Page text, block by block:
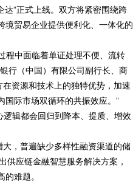
达”正式上线。双方将紧密围绕跨
境贸易企业提供便利化、一体化的
程中面临着单证处理不便、流转
行（中国）有限公司副行长、商
在资源和技术上的独特优势，加速
国际市场双循环的共振效应。”
辑都会回归到降本、提质、增效
，普遍缺少多样性融资渠道的储
供应链金融智慧服务解决方案，
难题。